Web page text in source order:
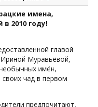
имена,
2010 году!
главой
Муравьёвой,
имён,
чад в первом
предпочитают,